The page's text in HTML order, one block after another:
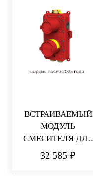
ВСТРАИВАЕМЫЙ
МОДУЛЬ
СМЕСИТЕЛЯ ДЛЯ
ДУША НА 2/3
32 585 ₽